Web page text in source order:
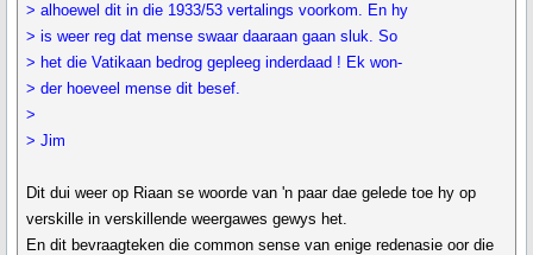
> alhoewel dit in die 1933/53 vertalings voorkom. En hy
> is weer reg dat mense swaar daaraan gaan sluk. So
> het die Vatikaan bedrog gepleeg inderdaad ! Ek won-
> der hoeveel mense dit besef.
>
> Jim
Dit dui weer op Riaan se woorde van 'n paar dae gelede toe hy op
verskille in verskillende weergawes gewys het.
En dit bevraagteken die common sense van enige redenasie oor die